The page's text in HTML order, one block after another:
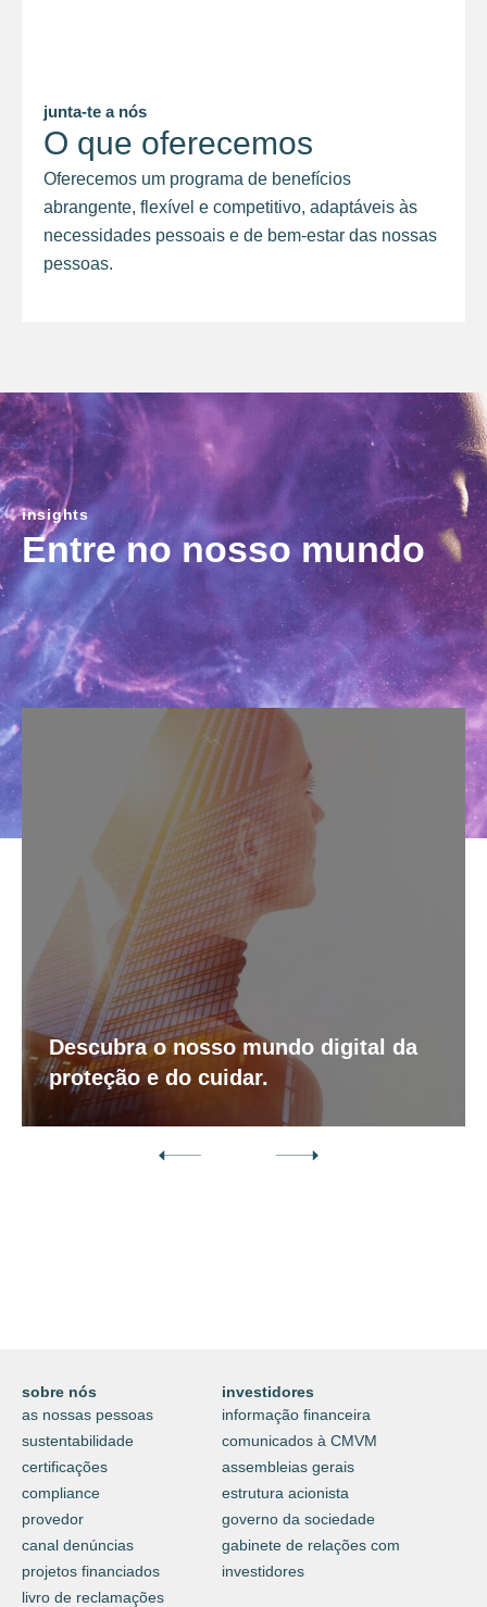
junta-te a nós
O que oferecemos
Oferecemos um programa de benefícios
abrangente, flexível e competitivo, adaptáveis às
necessidades pessoais e de bem-estar das nossas
pessoas.
insights
Entre no nosso mundo
Descubra o nosso mundo digital da
proteção e do cuidar.
sobre nós
as nossas pessoas
sustentabilidade
certificações
compliance
provedor
canal denúncias
projetos financiados
livro de reclamações
investidores
informação financeira
comunicados à CMVM
assembleias gerais
estrutura acionista
governo da sociedade
gabinete de relações com
investidores